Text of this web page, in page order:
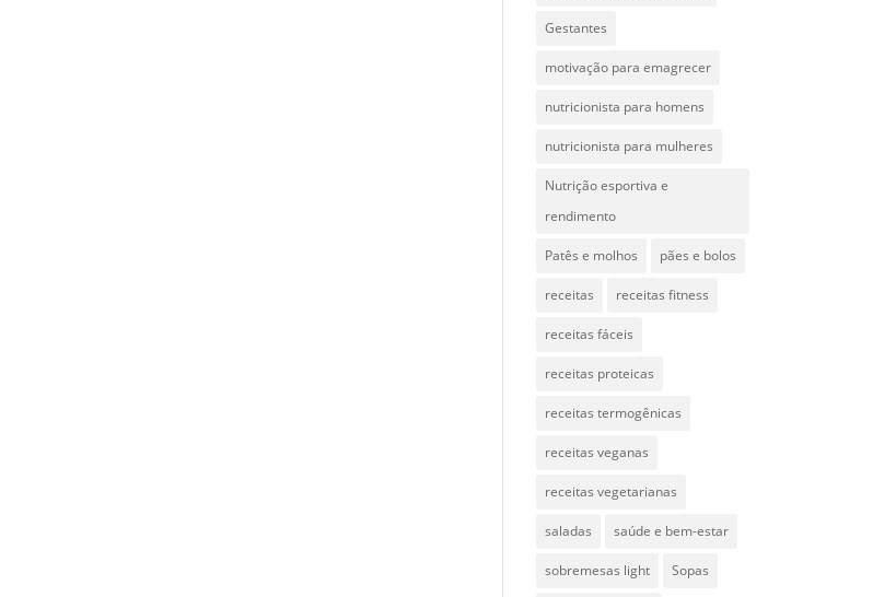
Gestantes
motivação para emagrecer
nutricionista para homens
nutricionista para mulheres
Nutrição esportiva e
rendimento
Patês e molhos pães e bolos
receitas receitas fitness
receitas fáceis
receitas proteicas
receitas termogênicas
receitas veganas
receitas vegetarianas
saladas saúde e bem-estar
sobremesas light Sopas